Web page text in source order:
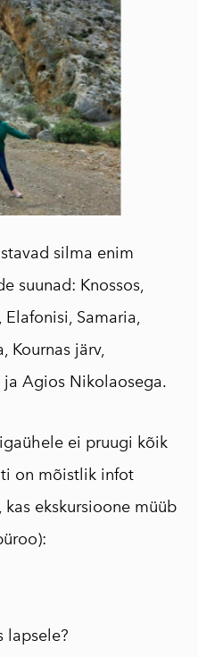
silma enim
suunad: Knossos,
Samaria,
Kournas järv,
Agios Nikolaosega.
ei pruugi kõik
on mõistlik infot
ekskursioone müüb
lapsele?